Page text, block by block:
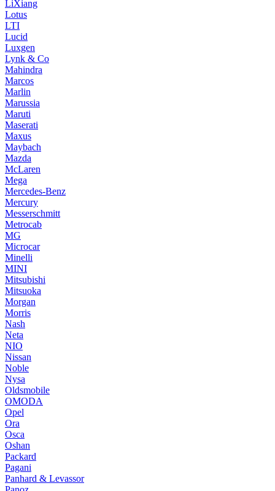
LiXiang
Lotus
LTI
Lucid
Luxgen
Lynk & Co
Mahindra
Marcos
Marlin
Marussia
Maruti
Maserati
Maxus
Maybach
Mazda
McLaren
Mega
Mercedes-Benz
Mercury
Messerschmitt
Metrocab
MG
Microcar
Minelli
MINI
Mitsubishi
Mitsuoka
Morgan
Morris
Nash
Neta
NIO
Nissan
Noble
Nysa
Oldsmobile
OMODA
Opel
Ora
Osca
Oshan
Packard
Pagani
Panhard & Levassor